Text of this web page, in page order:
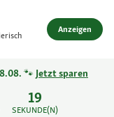
Anzeigen
19
SEKUNDE(N)
🐾 Jetzt sparen